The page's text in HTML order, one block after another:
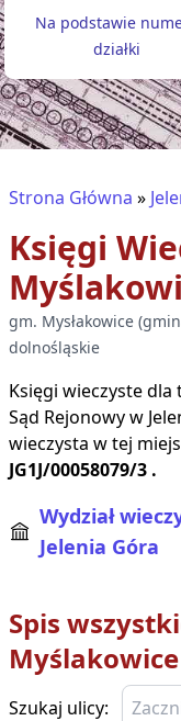
Na podstawie
działki
Strona Główna »
Księgi
gm. Mysłakowice (
dolnośląskie
Księgi wieczyste
Sąd Rejonowy w
wieczysta w tej
JG1J/00058079/3 .
Wydział
Jelenia Góra
Spis
Myślakowice
Szukaj ulicy: